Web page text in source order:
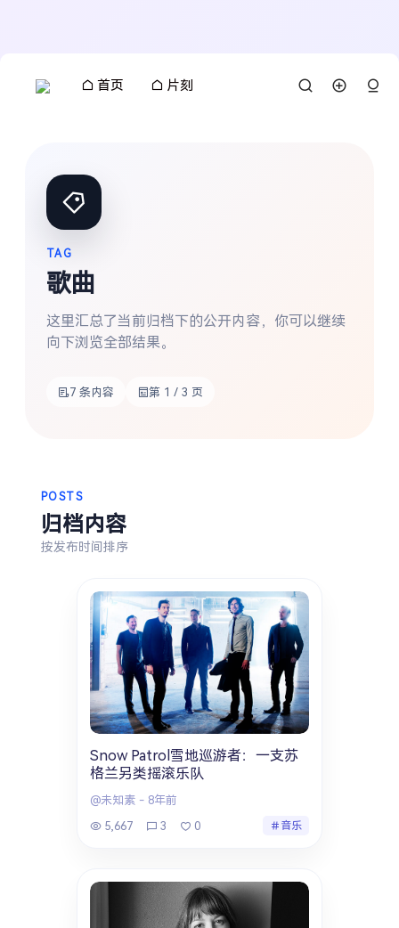
首页 片刻
生活 音乐
TAG
歌曲
这里汇总了当前归档下的公开内容，你可以继续
向下浏览全部结果。
7 条内容 第 1 / 3 页
POSTS
归档内容
按发布时间排序
Snow Patrol雪地巡游者：一支苏
格兰另类摇滚乐队
@未知素 - 8年前
5,667
3 0 音乐